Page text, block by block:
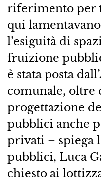
riferimento per
qui
l’esiguità di
fruizione
è stata posta
comunale, oltre
progettazione
pubblici anche
privati – spiega
pubblici, Luca
chiesto ai